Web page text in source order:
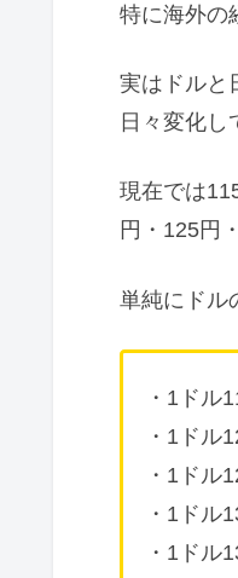
特に海外の
実はドルと
日々変化し
現在では
円・125円
単純にドル
・1ドル
・1ドル
・1ドル
・1ドル
・1ドル